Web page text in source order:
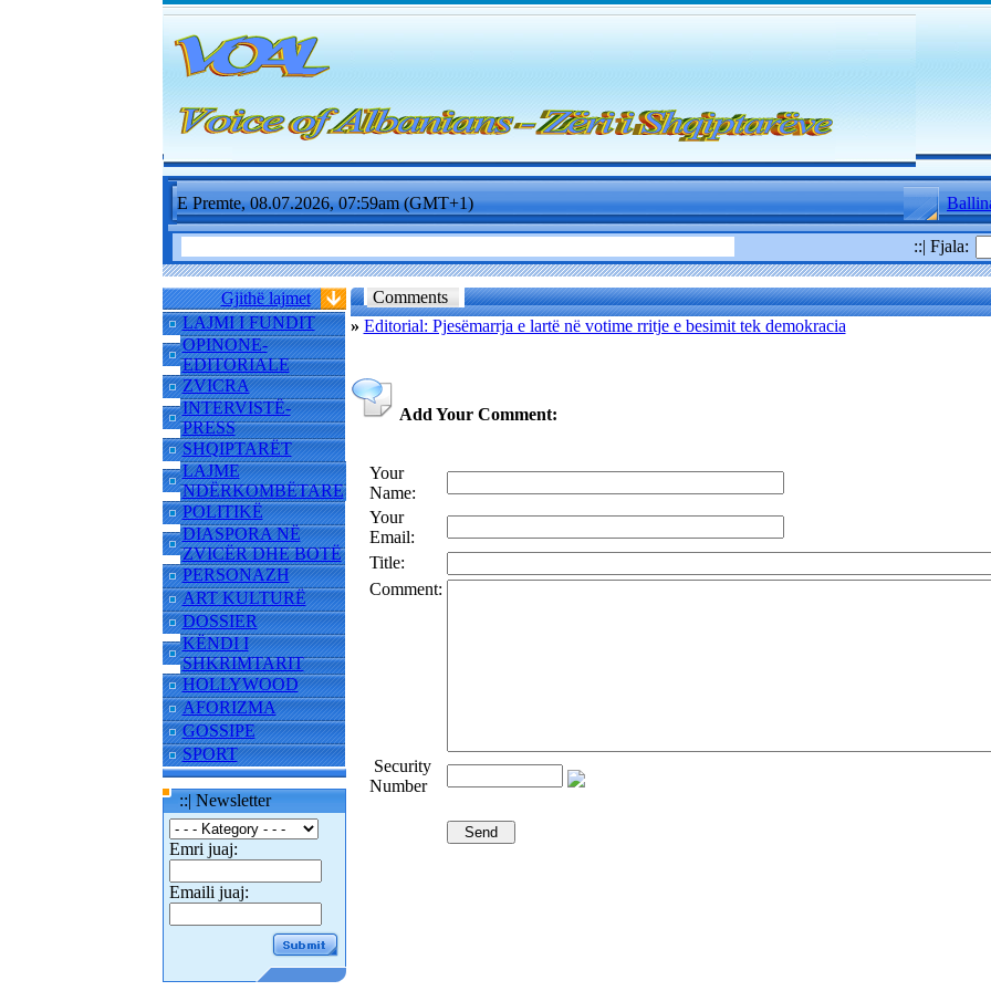
E Premte, 08.07.2026, 07:59am (GMT+1)
::| Fjala:
Gjithë lajmet
LAJMI I FUNDIT
OPINONE-
EDITORIALE
ZVICRA
INTERVISTË-
PRESS
SHQIPTARËT
LAJME
NDËRKOMBËTARE
POLITIKË
DIASPORA NË
ZVICËR DHE BOTË
PERSONAZH
ART KULTURË
DOSSIER
KËNDI I
SHKRIMTARIT
HOLLYWOOD
AFORIZMA
GOSSIPE
SPORT
::| Newsletter
Emri juaj:
Emaili juaj:
Comments
» Editorial: Pjesëmarrja e lartë në votime rritje e besimit tek demokracia
Add Your Comment:
Your
Name:
Your
Email:
Title:
Comment:
Security
Number